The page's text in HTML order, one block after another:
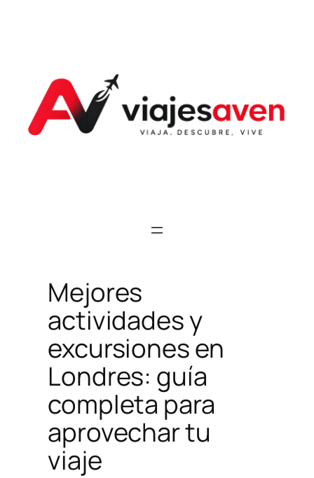
contenido
Mejores
actividades y
excursiones en
Londres: guía
completa para
aprovechar tu
viaje